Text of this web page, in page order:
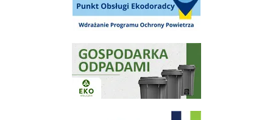
Gospodarka odpadami na terenie Miasta i Gminy Wieliczka
Program "Czyste Powietrze" - Wieliczka